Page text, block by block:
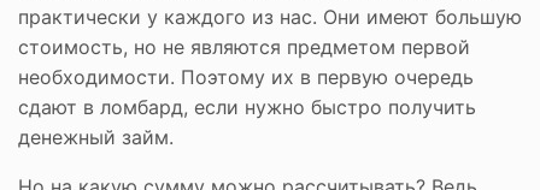
практически у каждого из нас. Они имеют большую
стоимость, но не являются предметом первой
необходимости. Поэтому их в первую очередь
сдают в ломбард, если нужно быстро получить
денежный займ.